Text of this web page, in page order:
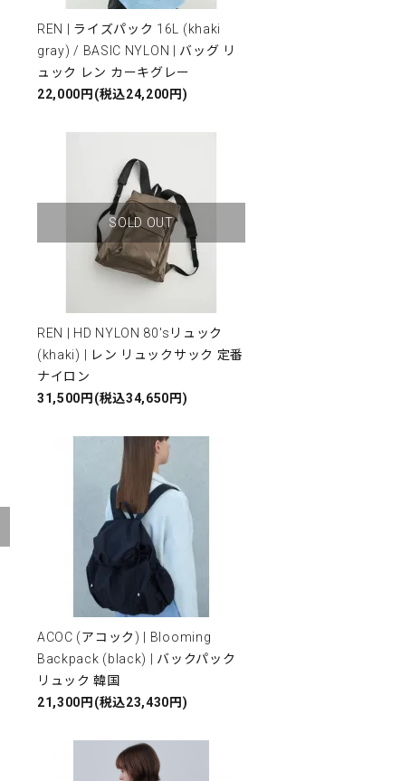
REN | ライズパック 16L (khaki
gray) / BASIC NYLON | バッグ リ
ュック レン カーキグレー
22,000円(税込24,200円)
SOLD OUT
REN | HD NYLON 80'sリュック
(khaki) | レン リュックサック 定番
ナイロン
31,500円(税込34,650円)
ACOC (アコック) | Blooming
Backpack (black) | バックパック
リュック 韓国
21,300円(税込23,430円)